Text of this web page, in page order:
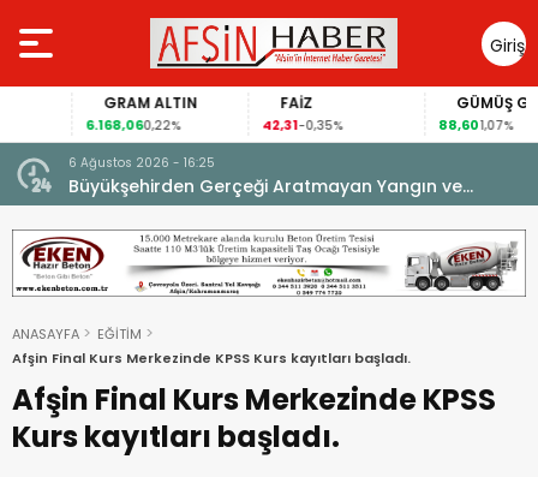
Giriş
Yap
GRAM ALTIN
6.168,060,22% 42,31-0,35%
GÜMÜŞ GRAM
88,601,07%
6 Ağustos 2026 - 16:25
Büyükşehirden Gerçeği Aratmayan Yangın ve
Kurtarma Tatbikatı.
ANASAYFA
EĞİTİM
Afşin Final Kurs Merkezinde KPSS Kurs kayıtları başladı.
Afşin Final Kurs Merkezinde KPSS
Kurs kayıtları başladı.